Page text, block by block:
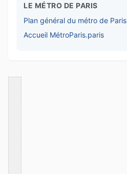
LE MÉTRO DE PARIS
Plan général du métro de Paris
Accueil MétroParis.paris